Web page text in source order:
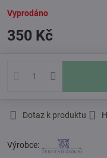
Vyprodáno
350 Kč
Dotaz k produktu
Výrobce: